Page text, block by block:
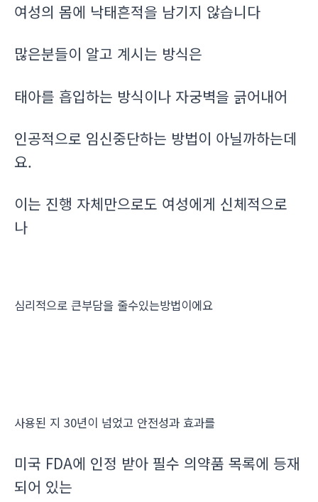
여성의 몸에 낙태흔적을 남기지 않습니다
많은분들이 알고 계시는 방식은
태아를 흡입하는 방식이나 자궁벽을 긁어내어
인공적으로 임신중단하는 방법이 아닐까하는데
요.
이는 진행 자체만으로도 여성에게 신체적으로
나
심리적으로 큰부담을 줄수있는방법이에요
사용된 지 30년이 넘었고 안전성과 효과를
미국 FDA에 인정 받아 필수 의약품 목록에 등재
되어 있는